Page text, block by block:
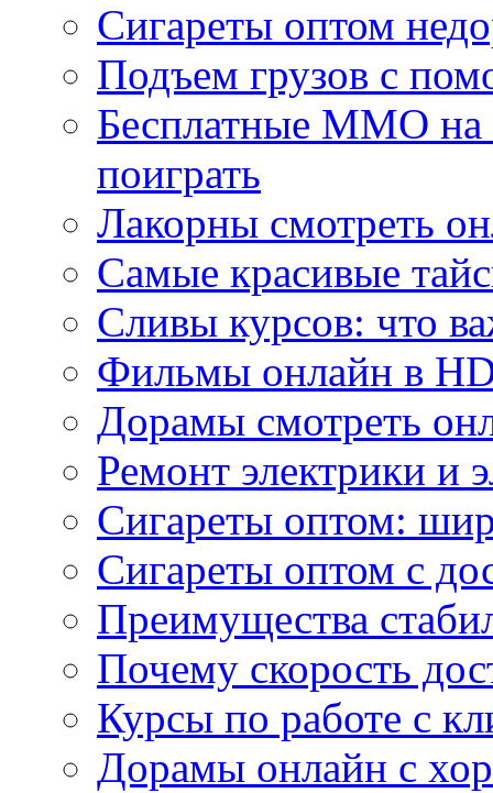
Сигареты оптом
Подъем грузов с
Бесплатные MMO
поиграть
Лакорны смотреть
Самые красивые
Сливы курсов: что
Фильмы онлайн в
Дорамы смотреть
Ремонт электрики и
Сигареты оптом:
Сигареты оптом с
Преимущества
Почему скорость
Курсы по работе с
Дорамы онлайн с